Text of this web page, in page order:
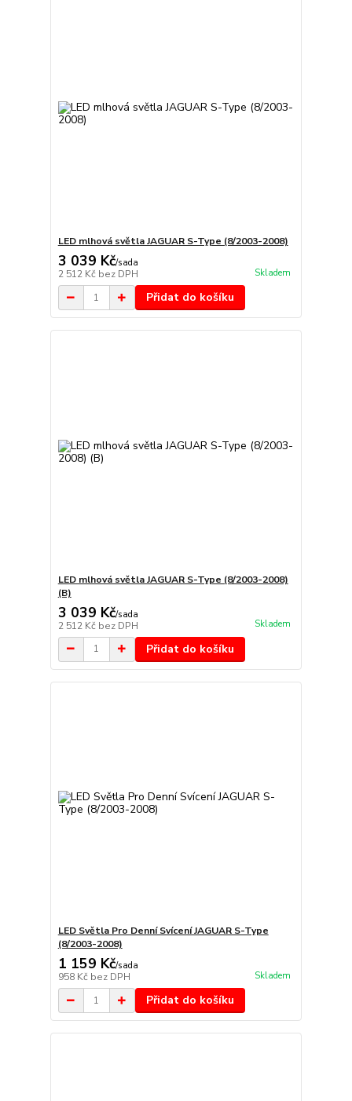
LED mlhová světla JAGUAR S-Type (8/2003-2008)
3 039 Kč/sada
2 512 Kč bez DPH Skladem
Přidat do košíku
LED mlhová světla JAGUAR S-Type (8/2003-2008)
(B)
3 039 Kč/sada
2 512 Kč bez DPH Skladem
Přidat do košíku
LED Světla Pro Denní Svícení JAGUAR S-Type
(8/2003-2008)
1 159 Kč/sada
958 Kč bez DPH Skladem
Přidat do košíku